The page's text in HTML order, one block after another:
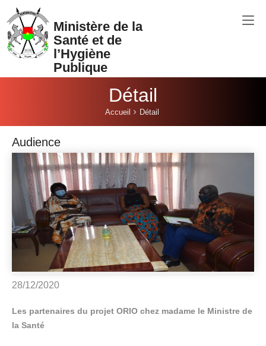
Aller au contenu principal
Ministère de la
Santé et de
l’Hygiène
Publique
Détail
Accueil Détail
Audience
28/12/2020
Les partenaires du projet ORIO chez madame le Ministre de
la Santé